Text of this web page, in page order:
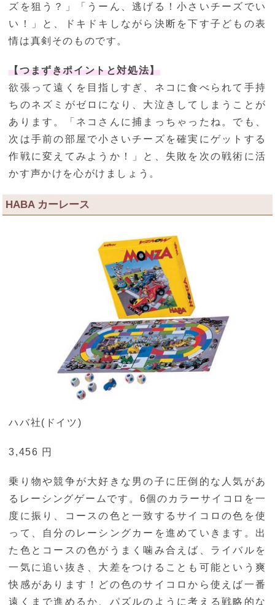
ズを狙う？」「うーん、逃げる！小さいチーズでい
い！」と、ドキドキしながら決断を下す子どもの表
情は真剣そのものです。
【つまずきポイントと対処法】
欲張って遠くを目指しすぎ、ネコに食べられて手持
ちのネズミがゼロになり、大泣きしてしまうことが
あります。「ネコさんに捕まっちゃったね。でも、
次は手前の部屋で小さいチーズを確実にゲットする
作戦に変えてみようか！」と、失敗を次の戦術に活
かす声かけを心がけましょう。
HABA カーレース
ハバ社(ドイツ)
3,456 円
乗り物や競争が大好きな男の子に圧倒的な人気があ
るレーシングゲームです。6個のカラーサイコロを一
度に振り、コースの色と一致するサイコロの色を使
って、自分のレーシングカーを進めていきます。出
た色とコースの色がうまく噛み合えば、ライバルを
一気に追い抜き、大差をつけることも可能という爽
快感があります！どの色のサイコロから使えば一番
遠くまで進めるか、パズルのように考える戦略的な